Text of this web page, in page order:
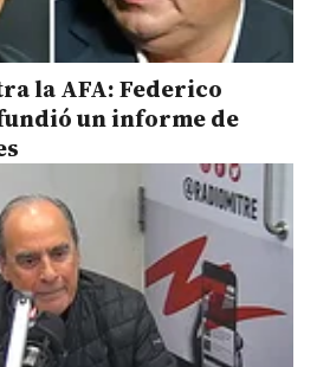
la AFA: Federico
un informe de